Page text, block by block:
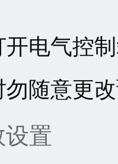
电气控
随意更
置